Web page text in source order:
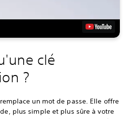
clé
?
un mot de passe. Elle offre
plus simple et plus sûre à votre